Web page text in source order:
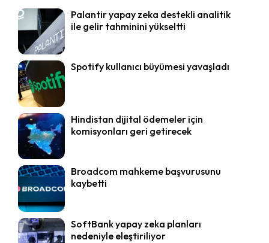
Palantir yapay zeka destekli analitik
ile gelir tahminini yükseltti
Spotify kullanıcı büyümesi yavaşladı
Hindistan dijital ödemeler için
komisyonları geri getirecek
Broadcom mahkeme başvurusunu
kaybetti
SoftBank yapay zeka planları
nedeniyle eleştiriliyor